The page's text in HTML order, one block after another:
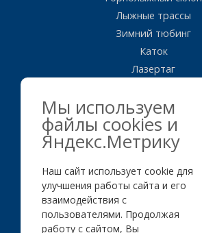
Лыжные трассы
Зимний тюбинг
Каток
Лазертаг
Номерной фонд
Гостевой дом 1
Гостевой дом 2
Гостевой дом 3
Гостевой дом 4
Мы используем
файлы cookies и
Яндекс.Метрику
Наш сайт использует cookie для
улучшения работы сайта и его
взаимодействия с
пользователями. Продолжая
работу с сайтом, Вы